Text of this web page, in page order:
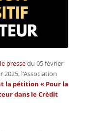
pressedu 05 février
2025, l‘Association
la pétition « Pour la
dans le Crédit